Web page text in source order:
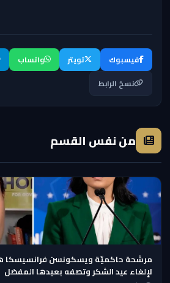
فيسبوك تويتر واتساب
نسخ الرابط
من نفس القسم
مرشحة حاكميّة ويسكونسن فرانسيسكا
لإلغاء عيد الشكر وتصفه بعيدها المفضل